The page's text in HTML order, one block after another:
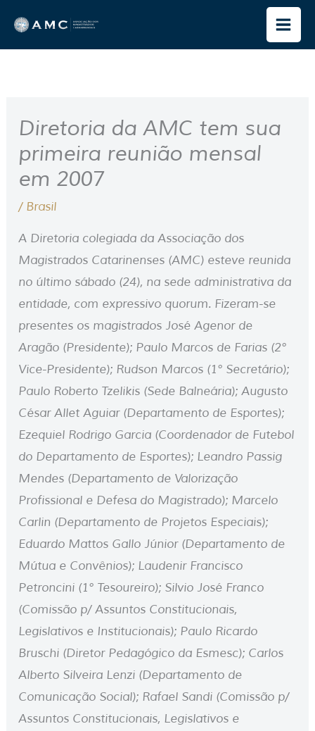
para
o
Diretoria da AMC tem sua
primeira reunião mensal
em 2007
/ Brasil
A Diretoria colegiada da Associação dos
Magistrados Catarinenses (AMC) esteve reunida
no último sábado (24), na sede administrativa da
entidade, com expressivo quorum. Fizeram-se
presentes os magistrados José Agenor de
Aragão (Presidente); Paulo Marcos de Farias (2°
Vice-Presidente); Rudson Marcos (1° Secretário);
Paulo Roberto Tzelikis (Sede Balneária); Augusto
César Allet Aguiar (Departamento de Esportes);
Ezequiel Rodrigo Garcia (Coordenador de Futebol
do Departamento de Esportes); Leandro Passig
Mendes (Departamento de Valorização
Profissional e Defesa do Magistrado); Marcelo
Carlin (Departamento de Projetos Especiais);
Eduardo Mattos Gallo Júnior (Departamento de
Mútua e Convênios); Laudenir Francisco
Petroncini (1° Tesoureiro); Silvio José Franco
(Comissão p/ Assuntos Constitucionais,
Legislativos e Institucionais); Paulo Ricardo
Bruschi (Diretor Pedagógico da Esmesc); Carlos
Alberto Silveira Lenzi (Departamento de
Comunicação Social); Rafael Sandi (Comissão p/
Assuntos Constitucionais, Legislativos e